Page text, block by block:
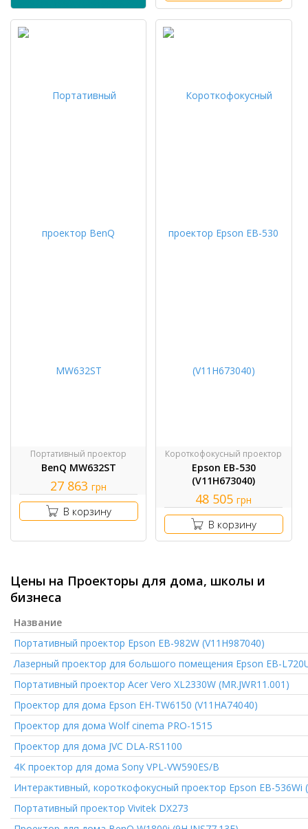
Портативный проектор
BenQ MW632ST
27 863 грн
В корзину
Короткофокусный проектор
Epson EB-530
(V11H673040)
48 505 грн
В корзину
Цены на Проекторы для дома, школы и
бизнеса
Название
Портативный проектор Epson EB-982W (V11H987040)
Лазерный проектор для большого помещения Epson EB-
Портативный проектор Acer Vero XL2330W (MR.JWR11.001)
Проектор для дома Epson EH-TW6150 (V11HA74040)
Проектор для дома Wolf cinema PRO-1515
Проектор для дома JVC DLA-RS1100
4К проектор для дома Sony VPL-VW590ES/B
Интерактивный, короткофокусный проектор Epson EB-536Wi
Портативный проектор Vivitek DX273